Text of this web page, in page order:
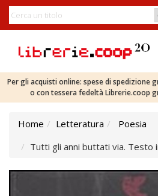
Per gli acquisti online: spese di spedizione
o con tessera fedeltà Librerie.coop
Home Letteratura
Poesia
Tutti gli anni buttati via. Testo